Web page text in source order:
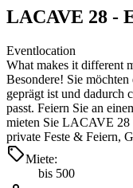
LACAVE 28 -
Eventlocation
What makes it different
Besondere! Sie
geprägt ist und dadurch
passt. Feiern Sie an
mieten Sie LACAVE 28
private Feste & Feiern,
Miete:
bis 500